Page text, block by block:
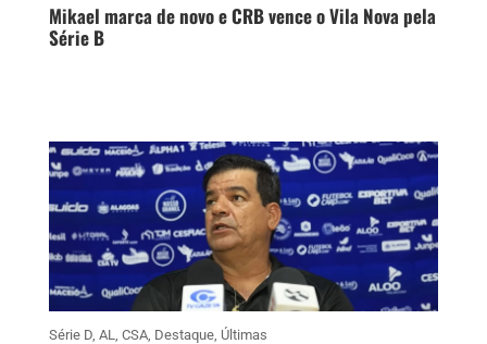
Mikael marca de novo e CRB vence o Vila Nova pela
Série B
Série D, AL CSA, Destaque, Últimas